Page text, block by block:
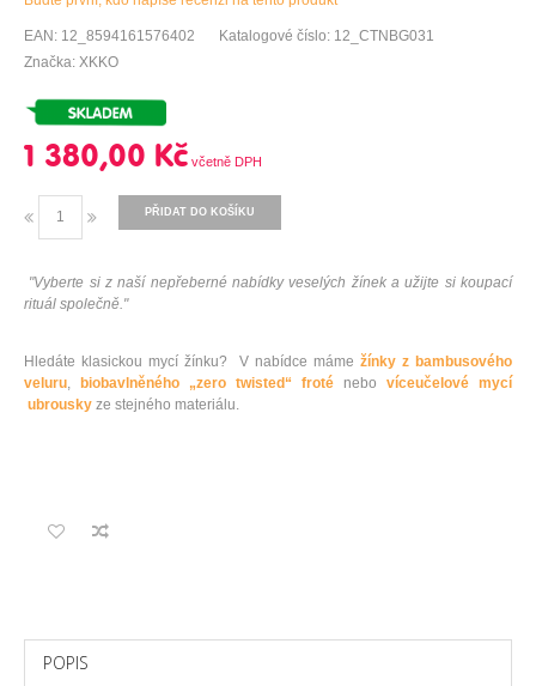
EAN: 12_8594161576402
Katalogové číslo: 12_CTNBG031
Značka: XKKO
1 380,00 Kč
PŘIDAT DO KOŠÍKU
"Vyberte si z naší nepřeberné nabídky veselých žínek a užijte si koupací
rituál společně."
Hledáte klasickou mycí žínku? V nabídce máme žínky z bambusového
veluru, biobavlněného „zero twisted“ froté nebo víceučelové mycí
ubrousky ze stejného materiálu.
POPIS